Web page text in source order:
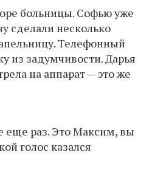
больницы. Софью уже
сделали несколько
Телефонный
из задумчивости. Дарья
на аппарат — это же
еще раз. Это Максим, вы
голос казался